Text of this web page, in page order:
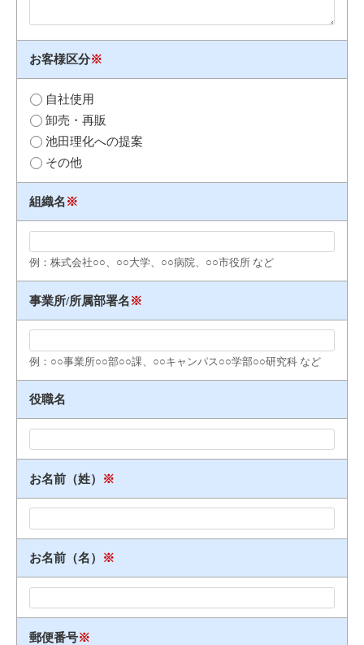
お客様区分※
自社使用
卸売・再販
池田理化への提案
その他
組織名※
例：株式会社○○、○○大学、○○病院、○○市役所 など
事業所/所属部署名※
例：○○事業所○○部○○課、○○キャンパス○○学部○○研究科 など
役職名
お名前（姓） ※
お名前（名） ※
郵便番号※